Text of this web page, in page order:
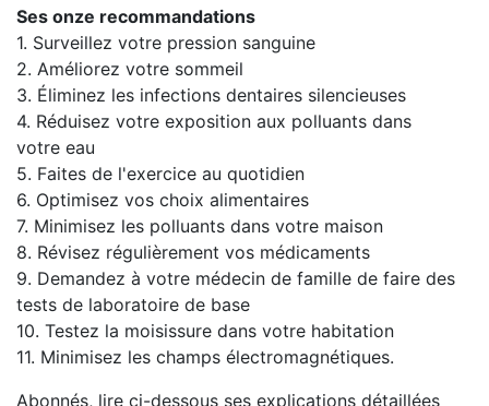
Ses onze recommandations
1. Surveillez votre pression sanguine
2. Améliorez votre sommeil
3. Éliminez les infections dentaires silencieuses
4. Réduisez votre exposition aux polluants dans
votre eau
5. Faites de l'exercice au quotidien
6. Optimisez vos choix alimentaires
7. Minimisez les polluants dans votre maison
8. Révisez régulièrement vos médicaments
9. Demandez à votre médecin de famille de faire des
tests de laboratoire de base
10. Testez la moisissure dans votre habitation
11. Minimisez les champs électromagnétiques.
Abonnés, lire ci-dessous ses explications détaillées